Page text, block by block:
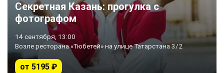
Секретная Казань: прогулка с
фотографом
14 сентября, 13:00
Возле ресторана «Тюбетей» на улице Татарстана 3/2
от 5195 ₽